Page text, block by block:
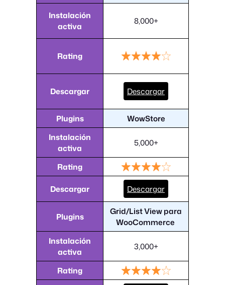
Instalación
activa
8,000+
Rating
Descargar Descargar
Plugins
WowStore
Instalación
activa
5,000+
Rating
Descargar
Descargar
Plugins
Grid/List View para
WooCommerce
Instalación
activa
3,000+
Rating